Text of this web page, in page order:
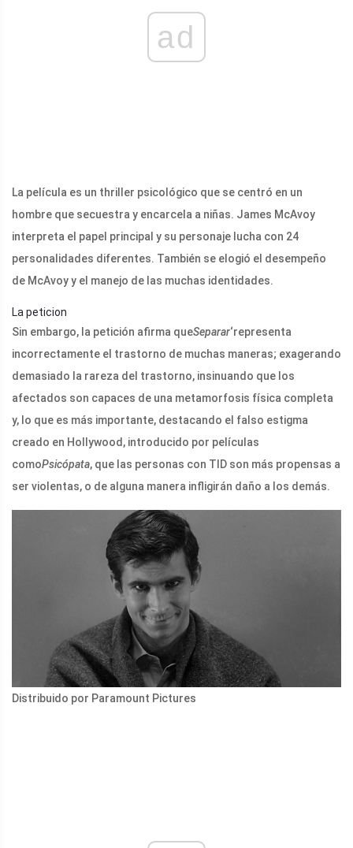
ad
La película es un thriller psicológico que se centró en un
hombre que secuestra y encarcela a niñas. James McAvoy
interpreta el papel principal y su personaje lucha con 24
personalidades diferentes. También se elogió el desempeño
de McAvoy y el manejo de las muchas identidades.
La peticion
Sin embargo, la petición afirma queSeparar‘representa
incorrectamente el trastorno de muchas maneras; exagerando
demasiado la rareza del trastorno, insinuando que los
afectados son capaces de una metamorfosis física completa
y, lo que es más importante, destacando el falso estigma
creado en Hollywood, introducido por películas
comoPsicópata, que las personas con TID son más propensas a
ser violentas, o de alguna manera infligirán daño a los demás.
Distribuido por Paramount Pictures